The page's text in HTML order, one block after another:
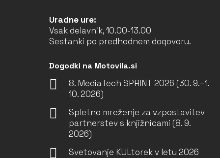
Uradne ure:
Vsak delavnik, 10.00-13.00
Sestanki po predhodnem dogovoru.
Dogodki na Motovila.si
8. MediaTech SPRINT 2026 (30. 9.–1.
10. 2026)
Spletno mreženje za vzpostavitev
partnerstev s knjižnicami (8. 9.
2026)
Svetovanje KULtorek v letu 2026